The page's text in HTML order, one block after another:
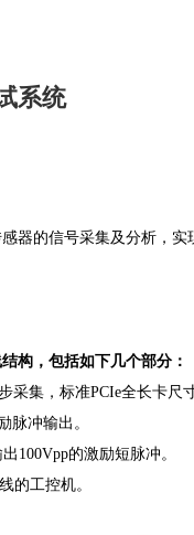
系统
器的信号采集及分析，实
构，包括如下几个部分：
采集，标准PCIe全长卡尺
脉冲输出。
100Vpp的激励短脉冲。
的工控机。